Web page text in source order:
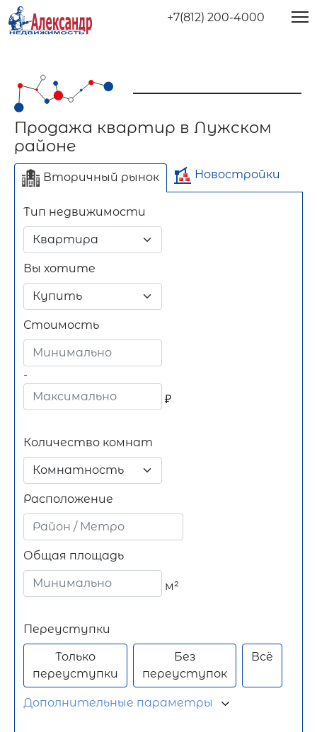
+7(812) 200-4000
Продажа квартир в Лужском
районе
Вторичный рынок Новостройки
Тип недвижимости
Вы хотите
Стоимость
-
₽
Длительный срок
Количество комнат
Комнатность
Расположение
Общая площадь
м²
Отдельно стоящее
здание
Переуступки
Только
переуступки
Без
переуступок
Всё
Дополнительные параметры